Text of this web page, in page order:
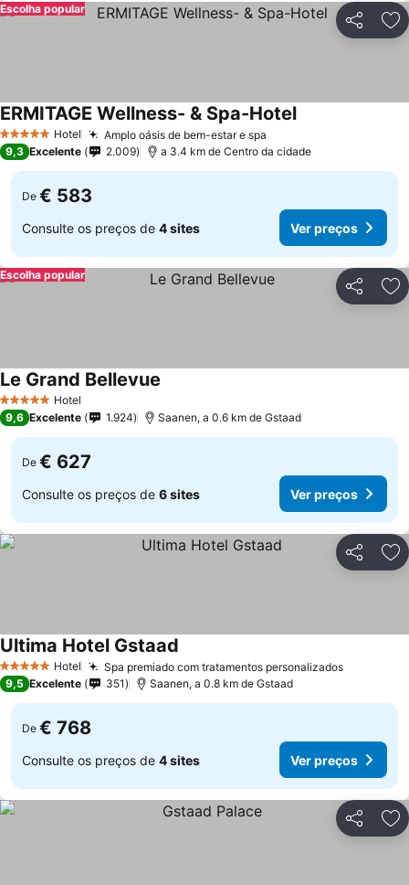
Partilhar
Escolha popular
5 Estrelas Hotel Amplo oásis de bem-estar e spa
ERMITAGE Wellness- & Spa-HotelVer preços
9,3 Excelente 2.009 a 3.4 km de Centro da cidade
De € 583
Consulte os preços de 4 sites Ver preços
Partilhar
Escolha popular
5 Estrelas Hotel
Le Grand Bellevue
9,6 Excelente 1.924 Saanen, a 0.6 km de Gstaad
De € 627
Consulte os preços de 6 sites Ver preços
Partilhar
5 Estrelas Hotel Spa premiado com tratamentos personalizadosVer
Ultima Hotel Gstaad
9,5 Excelente 351 Saanen, a 0.8 km de Gstaad
De € 768
Consulte os preços de 4 sites Ver preços
Partilhar